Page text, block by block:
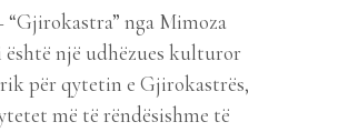
“Gjirokastra” nga Mimoza
është një udhëzues kulturor
për qytetin e Gjirokastrës,
më të rëndësishme të